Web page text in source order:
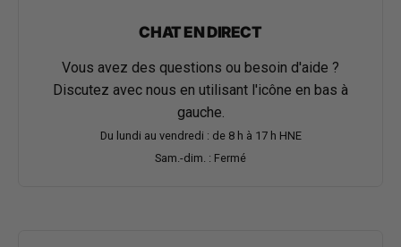
CHAT EN DIRECT
Vous avez des questions ou besoin d'aide ?
Discutez avec nous en utilisant l'icône en bas à
gauche.
Du lundi au vendredi : de 8 h à 17 h HNE
Sam.-dim. : Fermé